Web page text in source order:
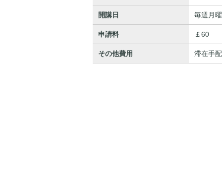
開講日 毎週月
申請料 ￡60
その他費用 滞在手